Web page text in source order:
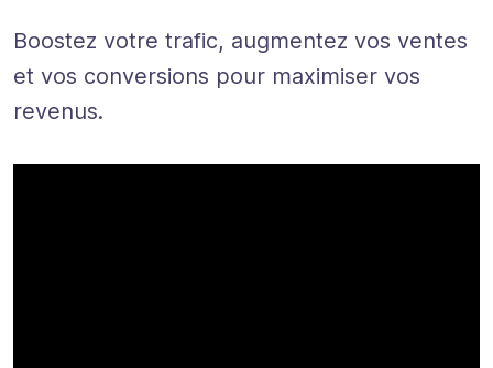
Boostez votre trafic, augmentez vos ventes
et vos conversions pour maximiser vos
revenus.